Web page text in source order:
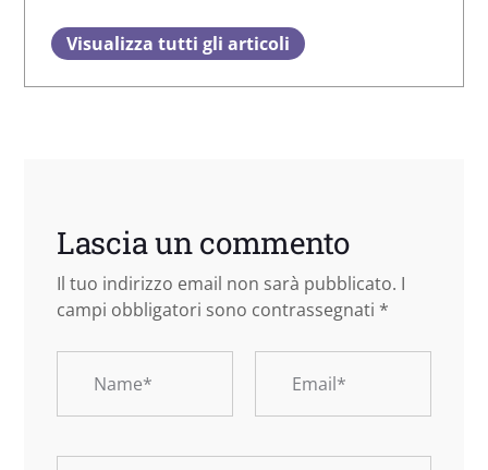
Visualizza tutti gli articoli
Lascia un commento
Il tuo indirizzo email non sarà pubblicato. I
campi obbligatori sono contrassegnati *